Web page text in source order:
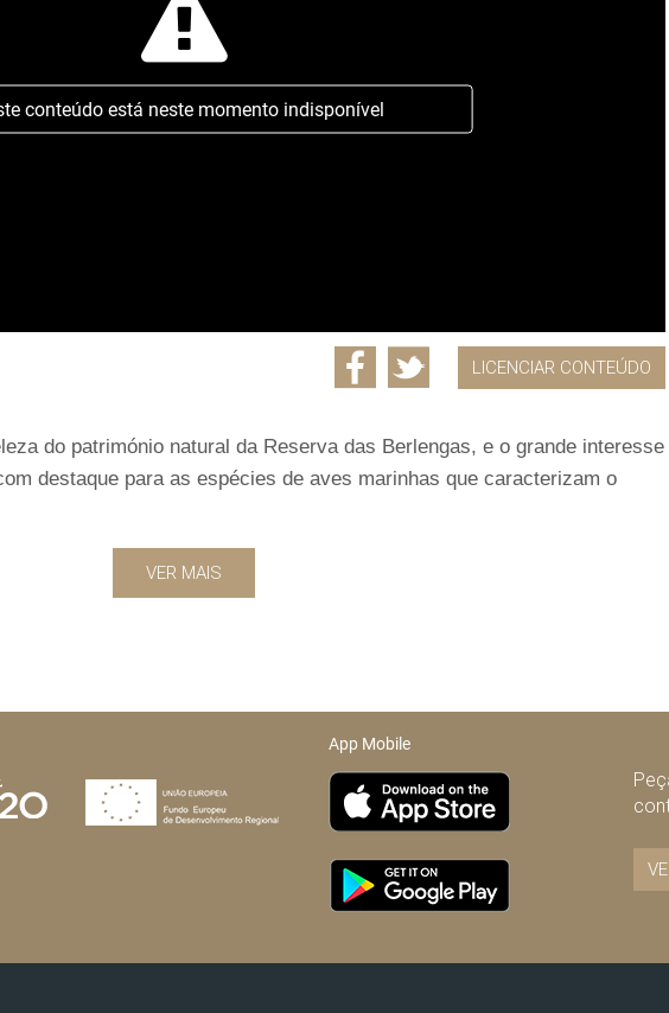
conteúdo está neste momento indisponível
LICENCIAR CONTEÚDO
do património natural da Reserva das Berlengas, e o grande interesse
destaque para as espécies de aves marinhas que caracterizam o
VER MAIS
App Mobile